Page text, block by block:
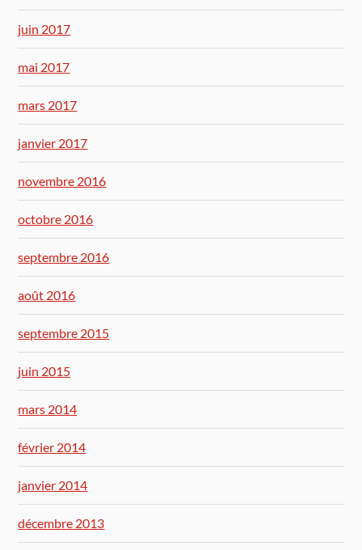
juin 2017
mai 2017
mars 2017
janvier 2017
novembre 2016
octobre 2016
septembre 2016
août 2016
septembre 2015
juin 2015
mars 2014
février 2014
janvier 2014
décembre 2013